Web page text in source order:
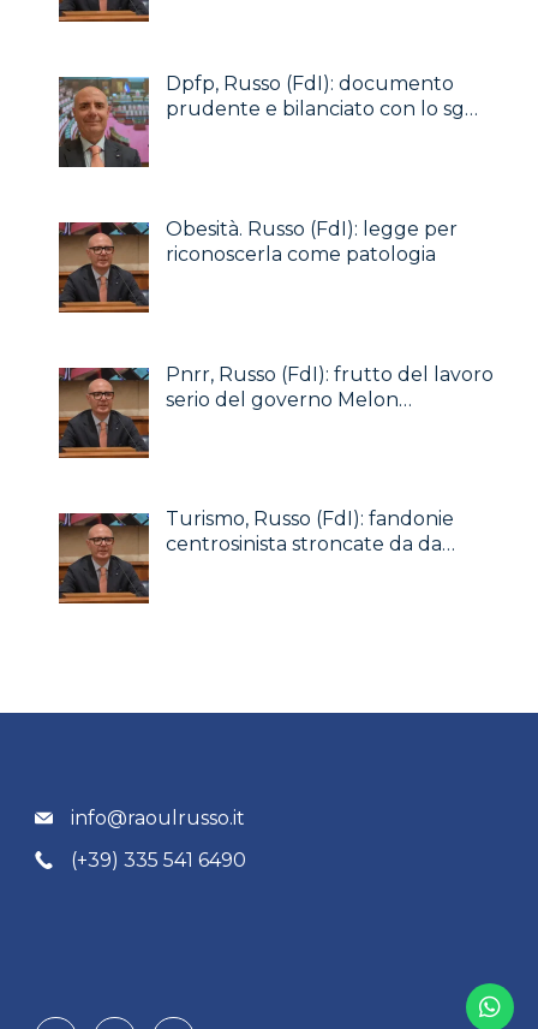
Dpfp, Russo (FdI): documento
prudente e bilanciato con lo sg…
Obesità. Russo (FdI): legge per
riconoscerla come patologia
Pnrr, Russo (FdI): frutto del lavoro
serio del governo Melon…
Turismo, Russo (FdI): fandonie
centrosinista stroncate da da…
info@raoulrusso.it
(+39) 335 541 6490